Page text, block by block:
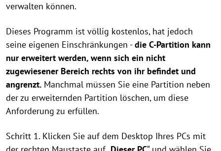
verwalten können.
Dieses Programm ist völlig kostenlos, hat jedoch
seine eigenen Einschränkungen -die C-Partition kann
nur erweitert werden, wenn sich ein nicht
zugewiesener Bereich rechts von ihr befindet und
angrenzt. Manchmal müssen Sie eine Partition neben
der zu erweiternden Partition löschen, um diese
Anforderung zu erfüllen.
Schritt 1. Klicken Sie auf dem Desktop Ihres PCs mit